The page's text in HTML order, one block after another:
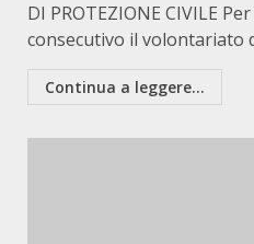
DI PROTEZIONE CIVILE
consecutivo il volontariato
Continua a leggere...